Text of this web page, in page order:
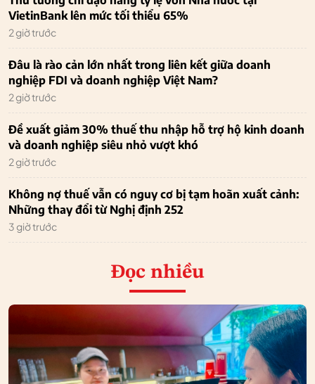
VietinBank lên mức tối thiểu 65%
2 giờ trước
Đâu là rào cản lớn nhất trong liên kết giữa doanh
nghiệp FDI và doanh nghiệp Việt Nam?
2 giờ trước
Đề xuất giảm 30% thuế thu nhập hỗ trợ hộ kinh doanh
và doanh nghiệp siêu nhỏ vượt khó
2 giờ trước
Không nợ thuế vẫn có nguy cơ bị tạm hoãn xuất cảnh:
Những thay đổi từ Nghị định 252
3 giờ trước
Đọc nhiều